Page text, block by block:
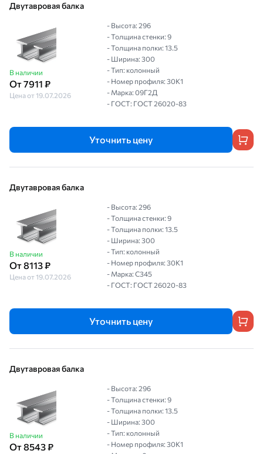
Двутавровая балка
В наличии
От 7911 ₽
Цена от 19.07.2026
- Высота: 296
- Толщина стенки: 9
- Толщина полки: 13.5
- Ширина: 300
- Тип: колонный
- Номер профиля: 30К1
- Марка: 09Г2Д
- ГОСТ: ГОСТ 26020-83
Уточнить цену
Двутавровая балка
В наличии
От 8113 ₽
Цена от 19.07.2026
- Высота: 296
- Толщина стенки: 9
- Толщина полки: 13.5
- Ширина: 300
- Тип: колонный
- Номер профиля: 30К1
- Марка: С345
- ГОСТ: ГОСТ 26020-83
Уточнить цену
Двутавровая балка
В наличии
От 8543 ₽
- Высота: 296
- Толщина стенки: 9
- Толщина полки: 13.5
- Ширина: 300
- Тип: колонный
- Номер профиля: 30К1